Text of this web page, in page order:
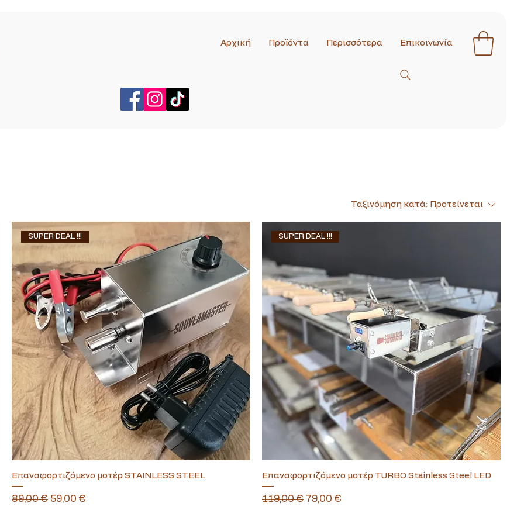
Αρχική Προϊόντα Περισσότερα Επικοινωνία
Ταξινόμηση κατά: Προτείνεται
SUPER DEAL !!!
Επαναφορτιζόμενο μοτέρ STAINLESS STEEL
Κανονική τιμή
89,00 € Τιμή Έκπτωσης
59,00 €
SUPER DEAL !!!
Επαναφορτιζόμενο μοτέρ TURBO Stainless Steel LED
Κανονική τιμή
119,00 € Τιμή Έκπτωσης
79,00 €